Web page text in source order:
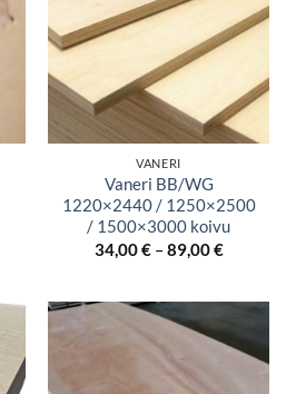
VANERI
Vaneri BB/WG
1220×2440 / 1250×2500
/ 1500×3000 koivu
34,00€ –89,00€